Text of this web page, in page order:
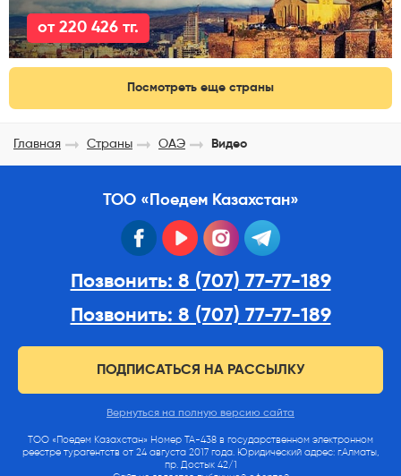
от 220 426 тг.
Посмотреть еще страны
Главная Страны ОАЭ Видео
ТОО «Поедем Казахстан»
facebook youtube instagram
Позвонить: 8 (707) 77-77-189
Позвонить: 8 (707) 77-77-189
ПОДПИСАТЬСЯ НА РАССЫЛКУ
Вернуться на полную версию сайта
ТОО «Поедем Казахстан» Номер ТА-438 в государственном электронном
реестре турагентств от 24 августа 2017 года. Юридический адрес: г.Алматы,
пр. Достык 42/1